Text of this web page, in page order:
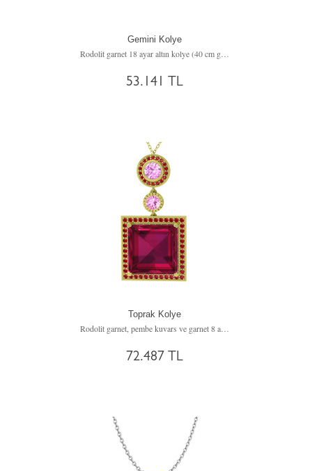
Gemini Kolye
Rodolit garnet 18 ayar altın kolye (40 cm gümüş rolo zincir)
53.141 TL
Toprak Kolye
Rodolit garnet, pembe kuvars ve garnet 8 ayar altın kolye (40 cm altın rolo zincir)
72.487 TL